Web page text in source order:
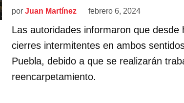
por Juan Martínez febrero 6, 2024
Las autoridades informaron que
cierres intermitentes en ambos
Puebla, debido a que se realizarán
reencarpetamiento.